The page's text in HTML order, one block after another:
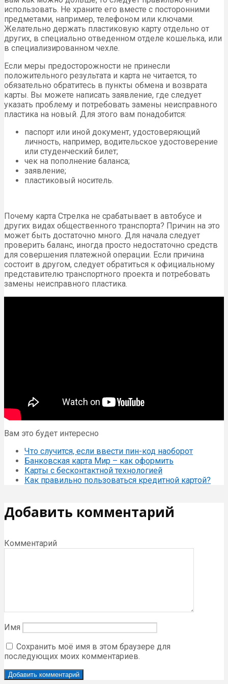
использовать. Не храните его вместе с посторонними
предметами, например, телефоном или ключами.
Желательно держать пластиковую карту отдельно от
других, в специально отведенном отделе кошелька, или
в специализированном чехле.
Если меры предосторожности не принесли
положительного результата и карта не читается, то
обязательно обратитесь в пункты обмена и возврата
карты. Вы можете написать заявление, где следует
указать проблему и потребовать замены неисправного
пластика на новый. Для этого вам понадобится:
паспорт или иной документ, удостоверяющий
личность, например, водительское удостоверение
или студенческий билет;
чек на пополнение баланса;
заявление;
пластиковый носитель.
Почему карта Стрелка не срабатывает в автобусе и
других видах общественного транспорта? Причин на это
может быть достаточно много. Для начала следует
проверить баланс, иногда просто недостаточно средств
для совершения платежной операции. Если причина
состоит в другом, следует обратиться к официальному
представителю транспортного проекта и потребовать
замены неисправного пластика.
Вам это будет интересно
Что случится, если ввести пин-код наоборот
Банковская карта Мир – как оформить
Карты с бесконтактной технологией
Как правильно пользоваться кредитной картой?
Добавить комментарий
Комментарий
Имя
Сохранить моё имя в этом браузере для
последующих моих комментариев.